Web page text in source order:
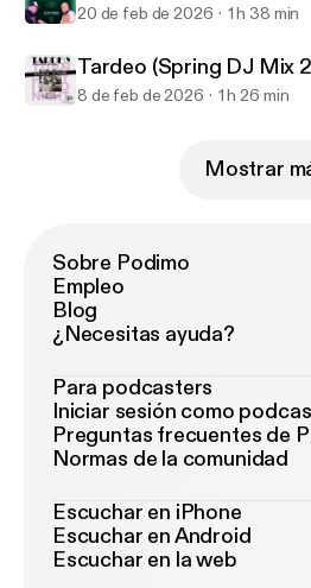
20 de feb de 2026 1 h 38 min
Tardeo (Spring DJ Mix
8 de feb de 2026 1 h 26 min
Mostrar
Sobre Podimo
Empleo
Blog
¿Necesitas ayuda?
Para podcasters
Iniciar sesión como
Preguntas frecuentes de
Normas de la comunidad
Escuchar en iPhone
Escuchar en Android
Escuchar en la web